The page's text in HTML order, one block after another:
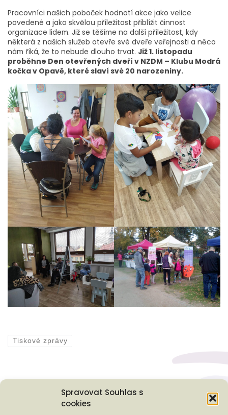
Spravovat Souhlas s
cookies
Pracovníci našich poboček hodnotí akce jako velice
povedené a jako skvělou příležitost přiblížit činnost
organizace lidem. Již se těšíme na další příležitost, kdy
některá z našich služeb otevře své dveře veřejnosti a něco
nám říká, že to nebude dlouho trvat. Již 1. listopadu
proběhne Den otevřených dveří v NZDM – Klubu Modrá
kočka v Opavě, které slaví své 20 narozeniny.
Tiskové zprávy